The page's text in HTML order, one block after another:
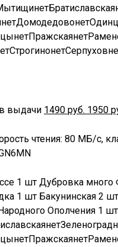
нетБратиславская
нетДомодедовонет
нетПражскаянет
СтрогинонетСерпухов
выдачи 1490 руб. 1950
чтения: 80 МБ/с,
1 шт Дубровка много
1 шт Бакунинская 2 шт
Ополчения 1 шт
нетЗеленоград
нетПражскаянет